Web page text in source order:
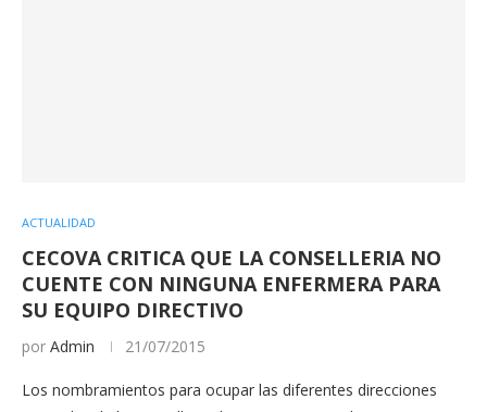
ACTUALIDAD
CECOVA CRITICA QUE LA CONSELLERIA NO
CUENTE CON NINGUNA ENFERMERA PARA
SU EQUIPO DIRECTIVO
por Admin 21/07/2015
Los nombramientos para ocupar las diferentes direcciones